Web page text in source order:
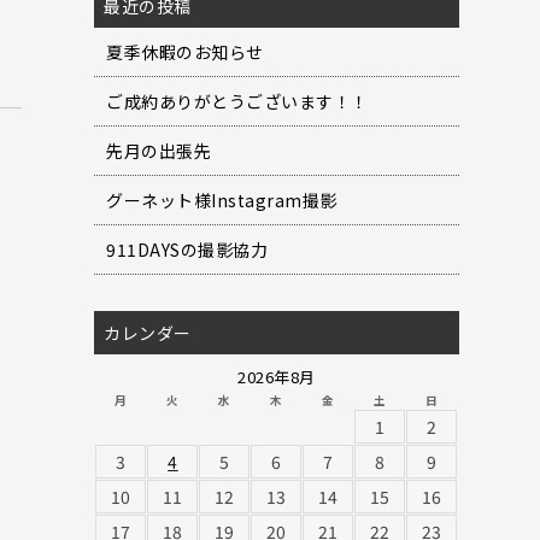
最近の投稿
夏季休暇のお知らせ
ご成約ありがとうございます！！
先月の出張先
グーネット様Instagram撮影
911DAYSの撮影協力
カレンダー
2026年8月
月 火 水 木 金 土 日
1
2
3
4 5 6 7 8
9
10
11 12 13 14 15
16
17
18 19 20 21 22 23